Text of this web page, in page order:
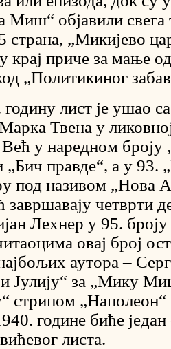
Миш“ објавили свега
страна, „Микијево
крај приче за мање
„Политикиног
лист је ушао
Твена у
у наредном броју
„Бич правде“, а у
под називом „Нова
четврти
Лехнер у 95.
овај број
аутора –
Јулију“ за „Мику
стрипом
године биће
листа.